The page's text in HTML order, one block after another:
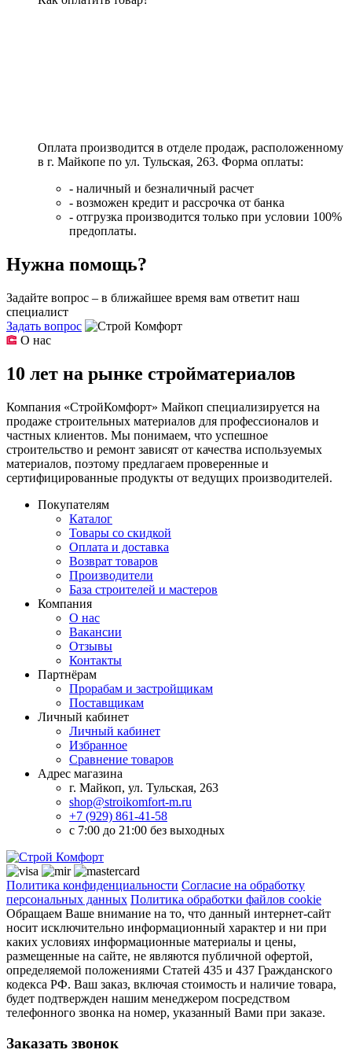
Оплата производится в отделе продаж, расположенному
в г. Майкопе по ул. Тульская, 263. Форма оплаты:
- наличный и безналичный расчет
- возможен кредит и рассрочка от банка
- отгрузка производится только при условии 100%
предоплаты.
Нужна помощь?
Задайте вопрос – в ближайшее время вам ответит наш
специалист
Задать вопрос
О нас
10 лет на рынке стройматериалов
Компания «СтройКомфорт» Майкоп специализируется на
продаже строительных материалов для профессионалов и
частных клиентов. Мы понимаем, что успешное
строительство и ремонт зависят от качества используемых
материалов, поэтому предлагаем проверенные и
сертифицированные продукты от ведущих производителей.
Покупателям
Каталог
Товары со скидкой
Оплата и доставка
Возврат товаров
Производители
База строителей и мастеров
Компания
О нас
Вакансии
Отзывы
Контакты
Партнёрам
Прорабам и застройщикам
Поставщикам
Личный кабинет
Личный кабинет
Избранное
Сравнение товаров
Адрес магазина
г. Майкоп, ул. Тульская, 263
shop@stroikomfort-m.ru
+7 (929) 861-41-58
с 7:00 до 21:00 без выходных
Политика конфиденциальности Согласие на обработку
персональных данных Политика обработки файлов cookie
Обращаем Ваше внимание на то, что данный интернет-сайт
носит исключительно информационный характер и ни при
каких условиях информационные материалы и цены,
размещенные на сайте, не являются публичной офертой,
определяемой положениями Статей 435 и 437 Гражданского
кодекса РФ. Ваш заказ, включая стоимость и наличие товара,
будет подтвержден нашим менеджером посредством
телефонного звонка на номер, указанный Вами при заказе.
Заказать звонок